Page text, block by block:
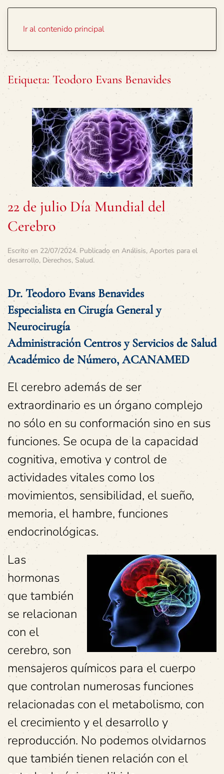
Ir al contenido principal
Etiqueta: Teodoro Evans Benavides
22 de julio Día Mundial del
Cerebro
Escrito en 22/07/2024. Publicado en Análisis, Aportes para el
desarrollo, Derechos, Salud.
Dr. Teodoro Evans Benavides
Especialista en Cirugía General y
Neurocirugía
Administración Centros y Servicios de Salud
Académico de Número, ACANAMED
El cerebro además de ser
extraordinario es un órgano complejo
no sólo en su conformación sino en sus
funciones. Se ocupa de la capacidad
cognitiva, emotiva y control de
actividades vitales como los
movimientos, sensibilidad, el sueño,
memoria, el hambre, funciones
endocrinológicas.
Las
hormonas
que también
se relacionan
con el
cerebro, son
mensajeros químicos para el cuerpo
que controlan numerosas funciones
relacionadas con el metabolismo, con
el crecimiento y el desarrollo y
reproducción. No podemos olvidarnos
que también tienen relación con el